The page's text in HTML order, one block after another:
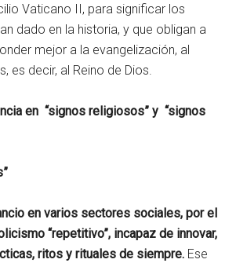
Vaticano II, para significar los
dado en la historia, y que obligan a
mejor a la evangelización, al
es decir, al Reino de Dios.
en “signos religiosos” y “signos
en varios sectores sociales, por el
“repetitivo”, incapaz de innovar,
ritos y rituales de siempre. Ese